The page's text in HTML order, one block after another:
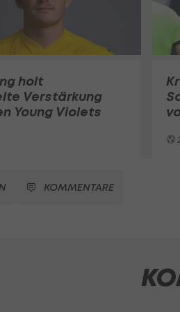
holt
Verstärkung
Young Violets
KOMMENTARE